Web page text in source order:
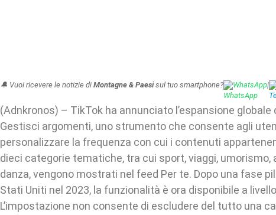
🔔 Vuoi ricevere le notizie di Montagne & Paesisul tuo smartphone? WhatsApp|
(Adnkronos) – TikTok ha annunciato l’espansione globale
Gestisci argomenti, uno strumento che consente agli
personalizzare la frequenza con cui i contenuti
dieci categorie tematiche, tra cui sport, viaggi, umorismo,
danza, vengono mostrati nel feed Per te. Dopo una fase
Stati Uniti nel 2023, la funzionalità è ora disponibile a
L’impostazione non consente di escludere del tutto una